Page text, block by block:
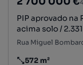
PIP aprovado na
acima solo /
572 m²